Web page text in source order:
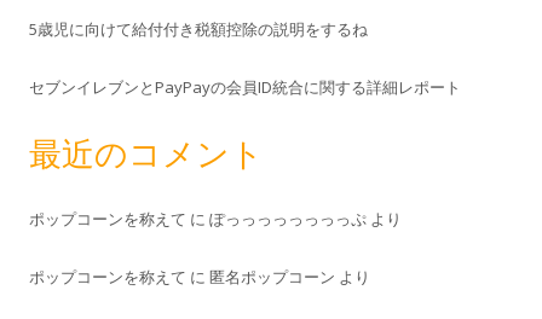
5歳児に向けて給付付き税額控除の説明をするね
セブンイレブンとPayPayの会員ID統合に関する詳細レポート
最近のコメント
ポップコーンを称えて に ぽっっっっっっっっぷ より
ポップコーンを称えて に 匿名ポップコーン より